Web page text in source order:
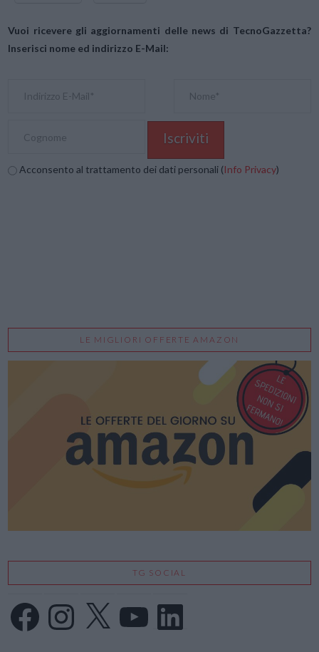
Vuoi ricevere gli aggiornamenti delle news di TecnoGazzetta?
Inserisci nome ed indirizzo E-Mail:
Acconsento al trattamento dei dati personali (Info Privacy)
LE MIGLIORI OFFERTE AMAZON
TG SOCIAL
FacebookInstagram
X LinkedIn